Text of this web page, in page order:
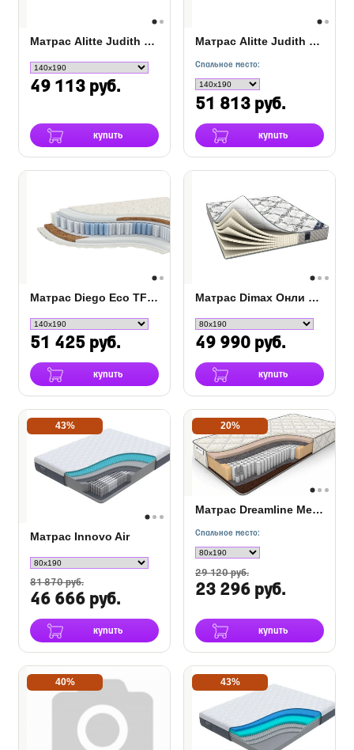
Матрас Alitte Judith Eco TFK MS-22-K
49 113 руб.
купить
Матрас Alitte Judith Eco S-1000 MS-22-K
Спальное место:
51 813 руб.
купить
Матрас Diego Eco TFK SH-20-K
51 425 руб.
купить
Матрас Dimax Онли Софт
49 990 руб.
купить
43%
Матрас Innovo Air
81 870 руб.
46 666 руб.
купить
20%
Матрас Dreamline Memory Dream S-1000
Спальное место:
29 120 руб.
23 296 руб.
купить
40% 43%